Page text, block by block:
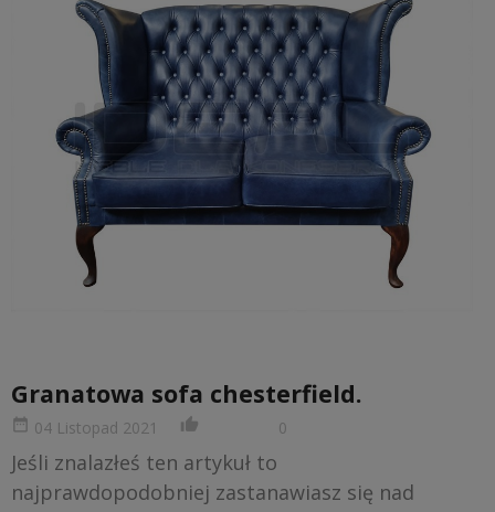
Granatowa sofa chesterfield.
date_range 04 Listopad 2021 thumb_up_alt 0
Jeśli znalazłeś ten artykuł to
najprawdopodobniej zastanawiasz się nad